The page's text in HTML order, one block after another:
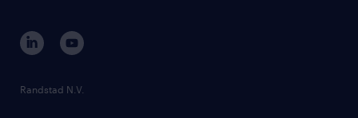
corporate governance
randstad innovation fund
country websites
Randstad N.V.